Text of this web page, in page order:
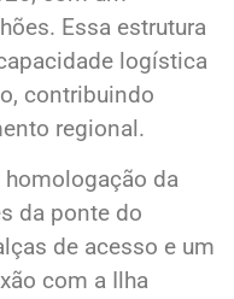
Essa estrutura
logística
contribuindo
regional.
da
da ponte do
de acesso e um
com a Ilha